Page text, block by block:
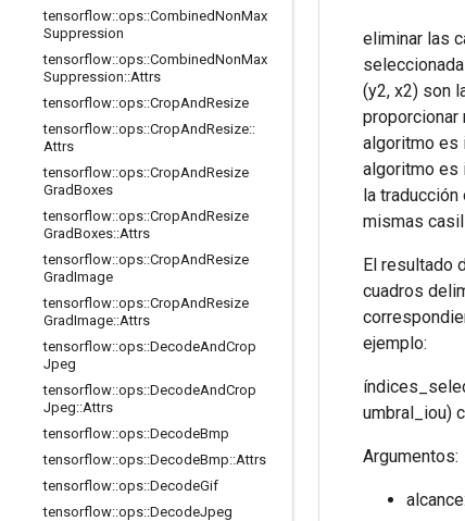
tensorflow::ops::CombinedNonMax
Suppression
tensorflow::ops::CombinedNonMax
Suppression::Attrs
tensorflow::ops::CropAndResize
tensorflow::ops::CropAndResize::
Attrs
tensorflow::ops::CropAndResize
GradBoxes
tensorflow::ops::CropAndResize
GradBoxes::Attrs
tensorflow::ops::CropAndResize
GradImage
tensorflow::ops::CropAndResize
GradImage::Attrs
tensorflow::ops::DecodeAndCrop
Jpeg
tensorflow::ops::DecodeAndCrop
Jpeg::Attrs
tensorflow::ops::DecodeBmp
tensorflow::ops::DecodeBmp::Attrs
tensorflow::ops::DecodeGif
tensorflow::ops::DecodeJpeg
eliminar las
(y2, x2) son
proporcionar
algoritmo es
algoritmo es
la
mismas
El resultado
cuadros
ejemplo:
umbral_iou)
Argumentos: